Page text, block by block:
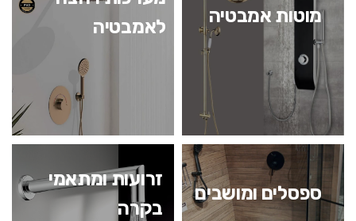
מוטות אמבטיה
ספסלים ומושבים
לאמבטיה
זרועות ומתאמי
בקרה